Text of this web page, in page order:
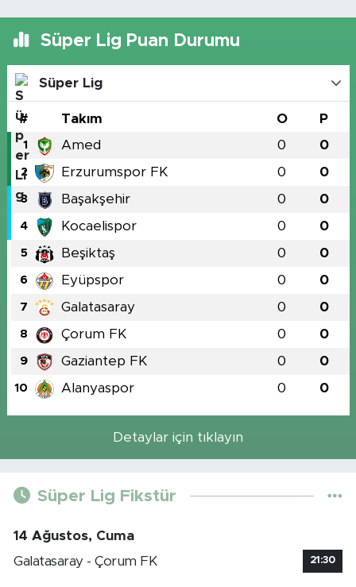
Süper Lig Puan Durumu
Süper Lig
# Takım O P
1 Amed 0 0
2 Erzurumspor FK 0 0
3 Başakşehir 0 0
4 Kocaelispor 0 0
5 Beşiktaş 0 0
6 Eyüpspor 0 0
7 Galatasaray 0 0
8 Çorum FK 0 0
9 Gaziantep FK 0 0
10 Alanyaspor 0 0
Detaylar için tıklayın
Süper Lig Fikstür
14 Ağustos, Cuma
Galatasaray - Çorum FK
21:30